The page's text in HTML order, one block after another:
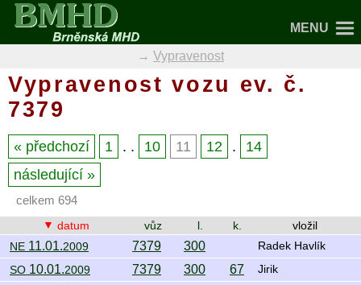
Vypravenost vozu ev. č.
7379
předchozí 1 . . 10 11 12 .
14
následující
celkem 694
datum
vůz l. k.
vložil
NE 11.01.2009 7379 300 Radek Havlík
SO 10.01.2009 7379 300 67 Jirik
MENU
Vypravenost